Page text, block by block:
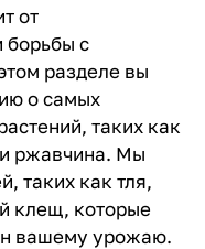
от
борьбы с
разделе вы
о самых
таких как
ржавчина. Мы
таких как тля,
клещ, которые
вашему урожаю.